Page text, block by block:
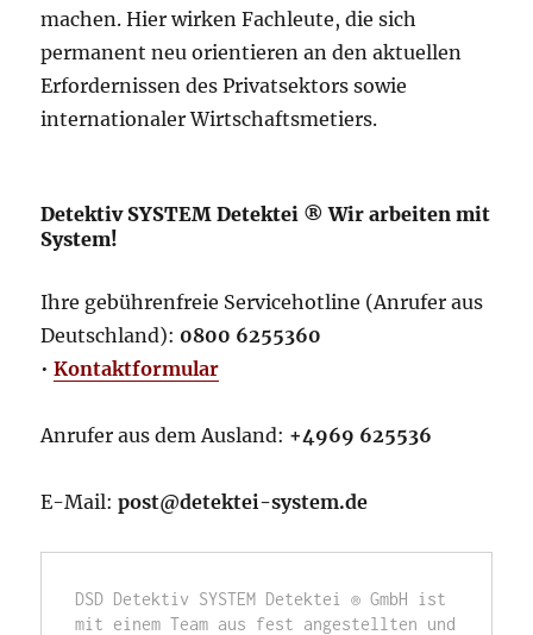
machen. Hier wirken Fachleute, die sich
permanent neu orientieren an den aktuellen
Erfordernissen des Privatsektors sowie
internationaler Wirtschaftsmetiers.
Detektiv SYSTEM Detektei ® Wir arbeiten mit
System!
Ihre gebührenfreie Servicehotline (Anrufer aus
Deutschland): 0800 6255360
•Kontaktformular
Anrufer aus dem Ausland: +4969 625536
E-Mail:post@detektei-system.de
DSD Detektiv SYSTEM Detektei ® GmbH ist
mit einem Team aus fest angestellten und